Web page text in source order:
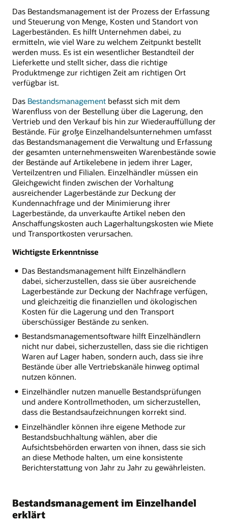
Das Bestandsmanagement ist der Prozess der Erfassung
und Steuerung von Menge, Kosten und Standort von
Lagerbeständen. Es hilft Unternehmen dabei, zu
ermitteln, wie viel Ware zu welchem Zeitpunkt bestellt
werden muss. Es ist ein wesentlicher Bestandteil der
Lieferkette und stellt sicher, dass die richtige
Produktmenge zur richtigen Zeit am richtigen Ort
verfügbar ist.
Das Bestandsmanagement befasst sich mit dem
Warenfluss von der Bestellung über die Lagerung, den
Vertrieb und den Verkauf bis hin zur Wiederauffüllung der
Bestände. Für große Einzelhandelsunternehmen umfasst
das Bestandsmanagement die Verwaltung und Erfassung
der gesamten unternehmensweiten Warenbestände sowie
der Bestände auf Artikelebene in jedem ihrer Lager,
Verteilzentren und Filialen. Einzelhändler müssen ein
Gleichgewicht finden zwischen der Vorhaltung
ausreichender Lagerbestände zur Deckung der
Kundennachfrage und der Minimierung ihrer
Lagerbestände, da unverkaufte Artikel neben den
Anschaffungskosten auch Lagerhaltungskosten wie Miete
und Transportkosten verursachen.
Wichtigste Erkenntnisse
Das Bestandsmanagement hilft Einzelhändlern
dabei, sicherzustellen, dass sie über ausreichende
Lagerbestände zur Deckung der Nachfrage verfügen,
und gleichzeitig die finanziellen und ökologischen
Kosten für die Lagerung und den Transport
überschüssiger Bestände zu senken.
Bestandsmanagementsoftware hilft Einzelhändlern
nicht nur dabei, sicherzustellen, dass sie die richtigen
Waren auf Lager haben, sondern auch, dass sie ihre
Bestände über alle Vertriebskanäle hinweg optimal
nutzen können.
Einzelhändler nutzen manuelle Bestandsprüfungen
und andere Kontrollmethoden, um sicherzustellen,
dass die Bestandsaufzeichnungen korrekt sind.
Einzelhändler können ihre eigene Methode zur
Bestandsbuchhaltung wählen, aber die
Aufsichtsbehörden erwarten von ihnen, dass sie sich
an diese Methode halten, um eine konsistente
Berichterstattung von Jahr zu Jahr zu gewährleisten.
Bestandsmanagement im Einzelhandel
erklärt